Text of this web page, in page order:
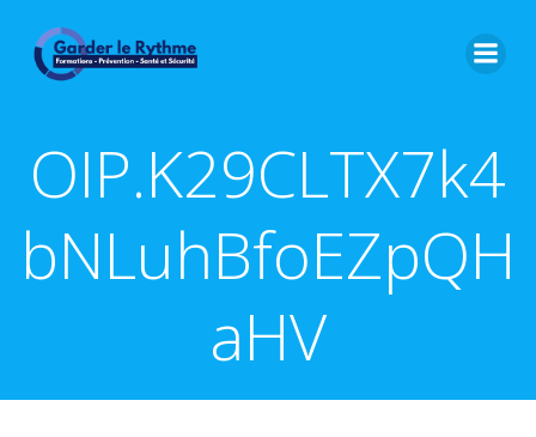
OIP.K29CLTX7k4
bNLuhBfoEZpQH
aHV